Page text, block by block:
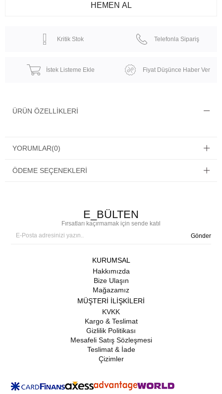
Kritik Stok Telefonla Sipariş
İstek Listeme Ekle Fiyat Düşünce Haber Ver
ÜRÜN ÖZELLIKLERI
YORUMLAR(0)
ÖDEME SEÇENEKLERI
E_BÜLTEN
Fırsatları kaçırmamak için sende katıl
Gönder
KURUMSAL
Hakkımızda
Bize Ulaşın
Mağazamız
MÜŞTERİ İLİŞKİLERİ
KVKK
Kargo & Teslimat
Gizlilik Politikası
Mesafeli Satış Sözleşmesi
Teslimat & İade
Çizimler